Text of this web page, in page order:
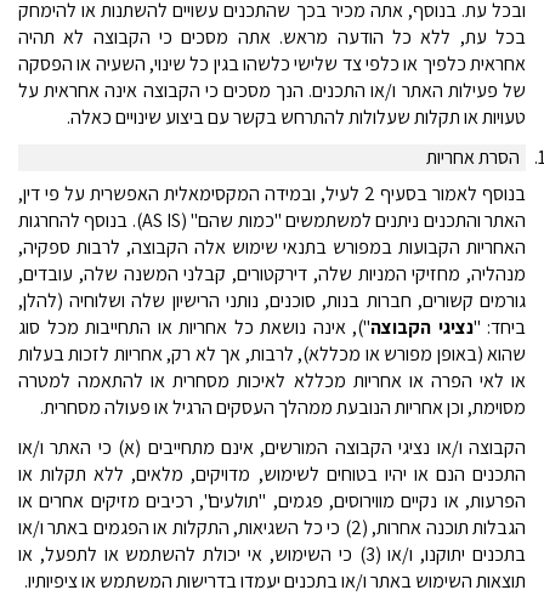
ובכל עת. בנוסף, אתה מכיר בכך שהתכנים עשויים להשתנות או להימחק
בכל עת, ללא כל הודעה מראש. אתה מסכים כי הקבוצה לא תהיה
אחראית כלפיך או כלפי צד שלישי כלשהו בגין כל שינוי, השעיה או הפסקה
של פעילות האתר ו/או התכנים. הנך מסכים כי הקבוצה אינה אחראית על
טעויות או תקלות שעלולות להתרחש בקשר עם ביצוע שינויים כאלה.
הסרת אחריות
בנוסף לאמור בסעיף 2 לעיל, ובמידה המקסימאלית האפשרית על פי דין,
האתר והתכנים ניתנים למשתמשים "כמות שהם" (AS IS). בנוסף להחרגות
האחריות הקבועות במפורש בתנאי שימוש אלה הקבוצה, לרבות ספקיה,
מנהליה, מחזיקי המניות שלה, דירקטורים, קבלני המשנה שלה, עובדים,
גורמים קשורים, חברות בנות, סוכנים, נותני הרישיון שלה ושלוחיה (להלן,
ביחד: "נציגי הקבוצה"), אינה נושאת כל אחריות או התחייבות מכל סוג
שהוא (באופן מפורש או מכללא), לרבות, אך לא רק, אחריות לזכות בעלות
או לאי הפרה או אחריות מכללא לאיכות מסחרית או להתאמה למטרה
מסוימת, וכן אחריות הנובעת ממהלך העסקים הרגיל או פעולה מסחרית.
הקבוצה ו/או נציגי הקבוצה המורשים, אינם מתחייבים (א) כי האתר ו/או
התכנים הנם או יהיו בטוחים לשימוש, מדויקים, מלאים, ללא תקלות או
הפרעות, או נקיים מווירוסים, פגמים, "תולעים", רכיבים מזיקים אחרים או
הגבלות תוכנה אחרות, (2) כי כל השגיאות, התקלות או הפגמים באתר ו/או
בתכנים יתוקנו, ו/או (3) כי השימוש, אי יכולת להשתמש או לתפעל, או
תוצאות השימוש באתר ו/או בתכנים יעמדו בדרישות המשתמש או ציפיותיו.